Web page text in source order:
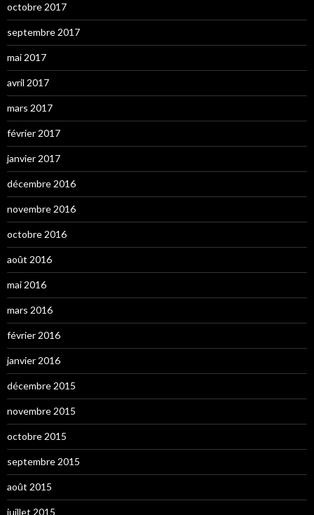
octobre 2017
septembre 2017
mai 2017
avril 2017
mars 2017
février 2017
janvier 2017
décembre 2016
novembre 2016
octobre 2016
août 2016
mai 2016
mars 2016
février 2016
janvier 2016
décembre 2015
novembre 2015
octobre 2015
septembre 2015
août 2015
juillet 2015